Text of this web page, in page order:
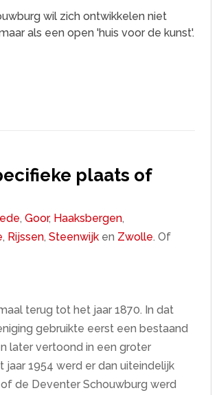
wil zich ontwikkelen niet
als een open 'huis voor de kunst'.
plaats of
,Goor, Haaksbergen,
, Rijssen,Steenwijk en Zwolle. Of
terug tot het jaar 1870. In dat
gebruikte eerst een bestaand
later vertoond in een groter
1954 werd er dan uiteindelijk
de Deventer Schouwburg werd